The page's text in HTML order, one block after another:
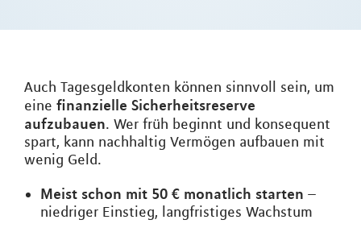
Auch Tagesgeldkonten können sinnvoll sein, um
eine finanzielle Sicherheitsreserve
aufzubauen. Wer früh beginnt und konsequent
spart, kann nachhaltig Vermögen aufbauen mit
wenig Geld.
Meist schon mit 50 € monatlich starten –
niedriger Einstieg, langfristiges Wachstum